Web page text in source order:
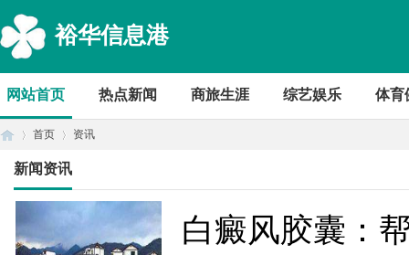
裕华信息港
网站首页 热点新闻 商旅生涯 综艺娱乐 体育
首页 资讯
新闻资讯
白癜风胶囊：